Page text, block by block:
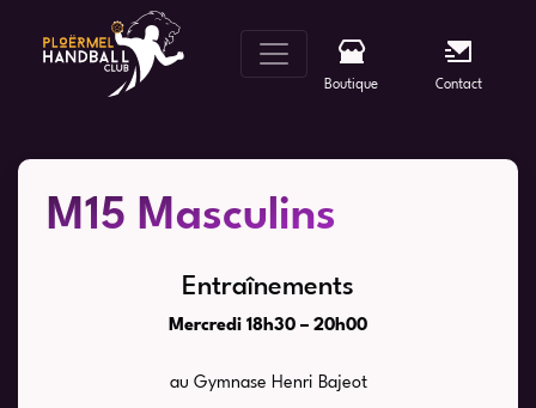
content
Boutique Contact
M15 Masculins
Entraînements
Mercredi 18h30 – 20h00
au Gymnase Henri Bajeot